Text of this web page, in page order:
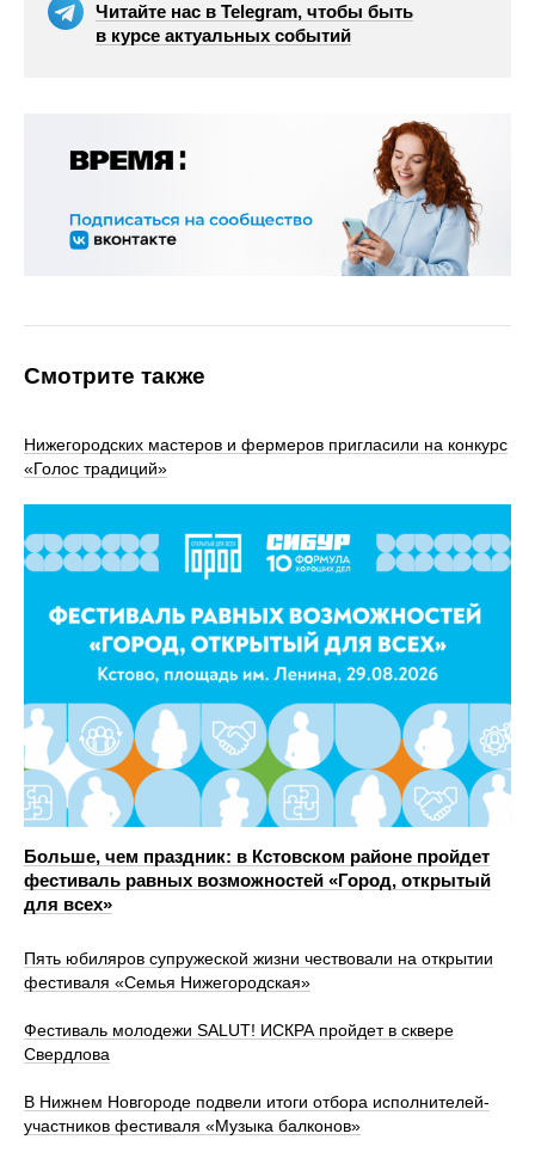
Читайте нас в Telegram, чтобы быть
в курсе актуальных событий
Смотрите также
Нижегородских мастеров и фермеров пригласили на конкурс
«Голос традиций»
Больше, чем праздник: в Кстовском районе пройдет
фестиваль равных возможностей «Город, открытый
для всех»
Пять юбиляров супружеской жизни чествовали на открытии
фестиваля «Семья Нижегородская»
Фестиваль молодежи SALUT! ИСКРА пройдет в сквере
Свердлова
В Нижнем Новгороде подвели итоги отбора исполнителей-
участников фестиваля «Музыка балконов»